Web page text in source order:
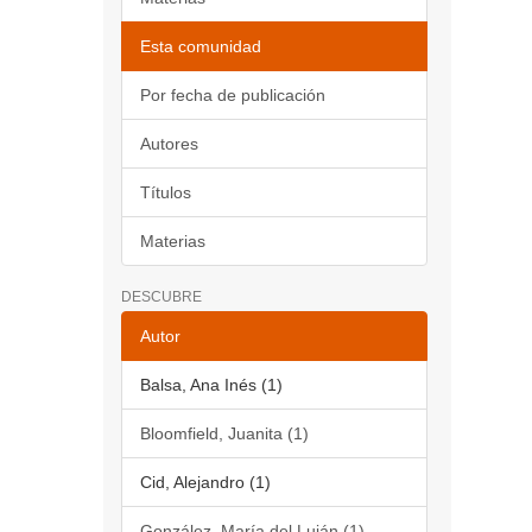
Esta comunidad
Por fecha de publicación
Autores
Títulos
Materias
DESCUBRE
Autor
Balsa, Ana Inés (1)
Bloomfield, Juanita (1)
Cid, Alejandro (1)